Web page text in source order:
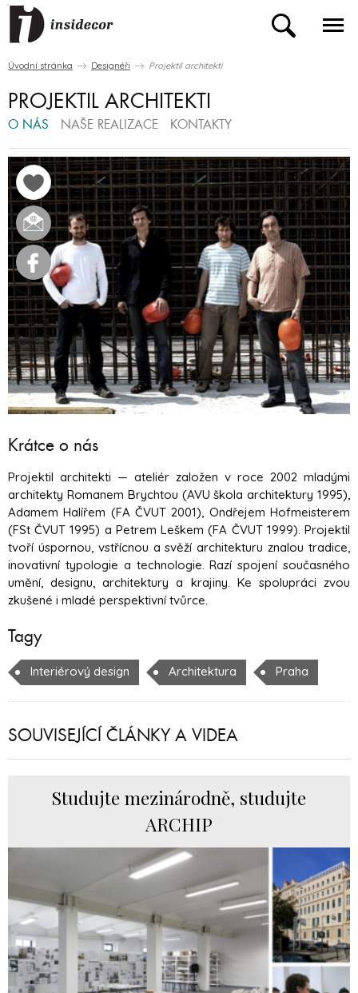
Úvodní stránka Designéři Projektil architekti
PROJEKTIL ARCHITEKTI
O NÁS NAŠE REALIZACE KONTAKTY
Krátce o nás
Projektil architekti — ateliér založen v roce 2002 mladými
architekty Romanem Brychtou (AVU škola architektury 1995),
Adamem Halířem (FA ČVUT 2001), Ondřejem Hofmeisterem
(FSt ČVUT 1995) a Petrem Leškem (FA ČVUT 1999). Projektil
tvoří úspornou, vstřícnou a svěží architekturu znalou tradice,
inovativní typologie a technologie. Razí spojení současného
umění, designu, architektury a krajiny. Ke spolupráci zvou
zkušené i mladé perspektivní tvůrce.
Tagy
Interiérový design Architektura Praha
SOUVISEJÍCÍ ČLÁNKY A VIDEA
Studujte mezinárodně, studujte
ARCHIP